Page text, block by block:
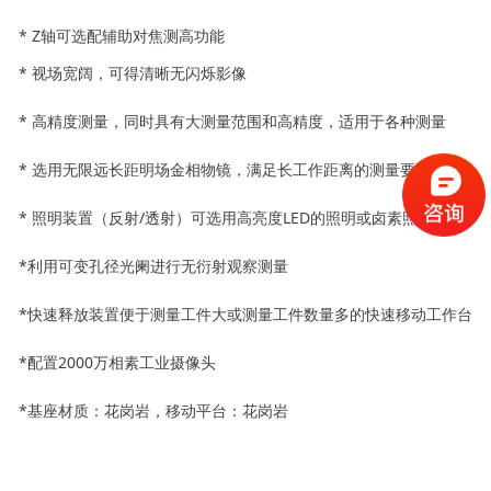
* Z轴可选配辅助对焦测高功能
* 视场宽阔，可得清晰无闪烁影像
* 高精度测量，同时具有大测量范围和高精度，适用于各种测量
* 选用无限远长距明场金相物镜，满足长工作距离的测量要求
* 照明装置（反射/透射）可选用高亮度LED的照明或卤素照明
*利用可变孔径光阑进行无衍射观察测量
*快速释放装置便于测量工件大或测量工件数量多的快速移动工作台
*配置2000万相素工业摄像头
*基座材质：花岗岩，移动平台：花岗岩